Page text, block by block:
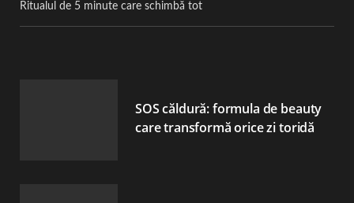
Ritualul de 5 minute care schimbă tot
SOS căldură: formula de beauty
care transformă orice zi toridă